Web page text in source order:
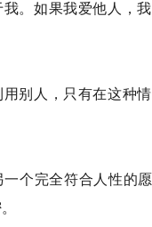
。如果我爱他人，
别人，只有在这种
一个完全符合人性的